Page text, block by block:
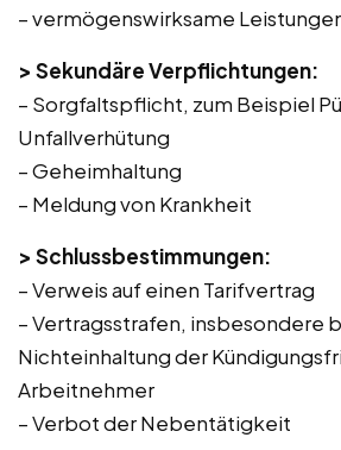
– vermögenswirksame
> Sekundäre Verpflichtungen:
– Sorgfaltspflicht, zum Beispiel
Unfallverhütung
– Geheimhaltung
– Meldung von Krankheit
> Schlussbestimmungen:
– Verweis auf einen Tarifvertrag
– Vertragsstrafen, insbesondere
Nichteinhaltung der
Arbeitnehmer
– Verbot der Nebentätigkeit